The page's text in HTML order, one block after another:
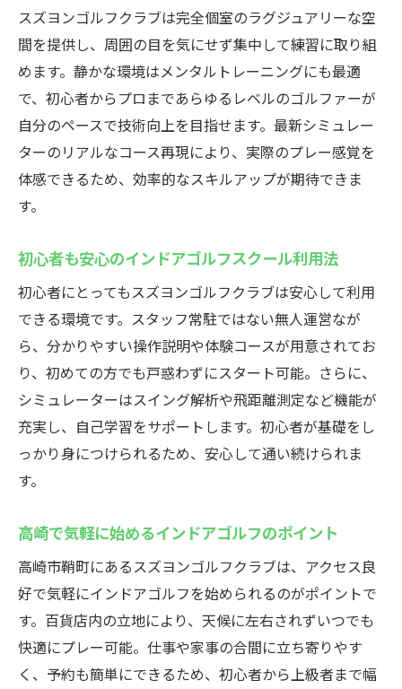
スズヨンゴルフクラブは完全個室のラグジュアリーな空
間を提供し、周囲の目を気にせず集中して練習に取り組
めます。静かな環境はメンタルトレーニングにも最適
で、初心者からプロまであらゆるレベルのゴルファーが
自分のペースで技術向上を目指せます。最新シミュレー
ターのリアルなコース再現により、実際のプレー感覚を
体感できるため、効率的なスキルアップが期待できま
す。
初心者も安心のインドアゴルフスクール利用法
初心者にとってもスズヨンゴルフクラブは安心して利用
できる環境です。スタッフ常駐ではない無人運営なが
ら、分かりやすい操作説明や体験コースが用意されてお
り、初めての方でも戸惑わずにスタート可能。さらに、
シミュレーターはスイング解析や飛距離測定など機能が
充実し、自己学習をサポートします。初心者が基礎をし
っかり身につけられるため、安心して通い続けられま
す。
高崎で気軽に始めるインドアゴルフのポイント
高崎市鞘町にあるスズヨンゴルフクラブは、アクセス良
好で気軽にインドアゴルフを始められるのがポイントで
す。百貨店内の立地により、天候に左右されずいつでも
快適にプレー可能。仕事や家事の合間に立ち寄りやす
く、予約も簡単にできるため、初心者から上級者まで幅